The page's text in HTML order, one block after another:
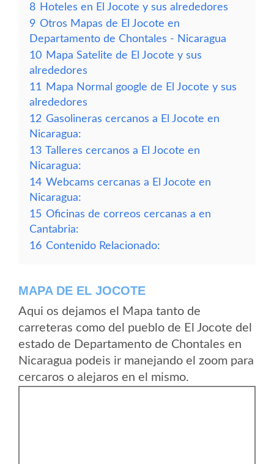
8 Hoteles en El Jocote y sus alrededores
9 Otros Mapas de El Jocote en
Departamento de Chontales - Nicaragua
10 Mapa Satelite de El Jocote y sus
alrededores
11
Mapa Normal google de El Jocote y sus
alrededores
12 Gasolineras cercanos a El Jocote en
Nicaragua:
13 Talleres cercanos a El Jocote en
Nicaragua:
14 Webcams cercanas a El Jocote en
Nicaragua:
15 Oficinas de correos cercanas a en
Cantabria:
16 Contenido Relacionado:
MAPA DE EL JOCOTE
Aqui os dejamos el Mapa tanto de
carreteras como del pueblo de El Jocote del
estado de Departamento de Chontales en
Nicaragua podeis ir manejando el zoom para
cercaros o alejaros en el mismo.